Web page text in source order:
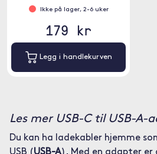
Ikke på lager, 2-6 uker
179 kr
Legg i handlekurven
Les mer USB-C til USB-A-
Du kan ha ladekabler hjemme